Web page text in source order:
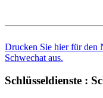
Drucken Sie hier für den
Schwechat aus.
Schlüsseldienste :